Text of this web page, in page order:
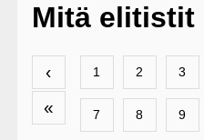
Mitä elitistit
‹
«
1 2 3
7 8 9